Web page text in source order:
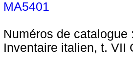
MA5401
Numéros de catalogue
Inventaire italien, t. VII